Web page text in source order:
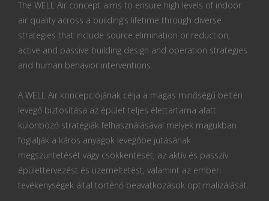
The WELL Air concept aims to ensure high levels of indoor
air quality across a building’s lifetime through diverse
strategies that include source elimination or reduction,
active and passive building design and operation strategies
and human behavior interventions.
A WELL Air koncepciójának célja a magas minőségű beltéri
levegő biztosítása az épület teljes élettartama alatt
különböző stratégiák felhasználásával melyek magukban
foglalják a káros anyagok levegőbe jutásának
megszüntetését vagy csökkentését, az aktív és passzív
épülettervezést és üzemeltetést, valamint az emberi
tevékenységek által történő beavatkozások optimalizálását.